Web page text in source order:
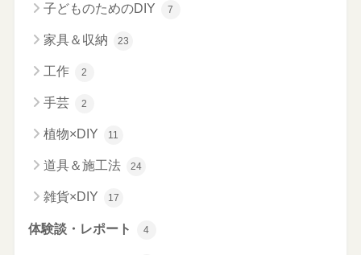
子どものためのDIY 7
家具＆収納 23
工作 2
手芸 2
植物×DIY 11
道具＆施工法 24
雑貨×DIY 17
体験談・レポート 4